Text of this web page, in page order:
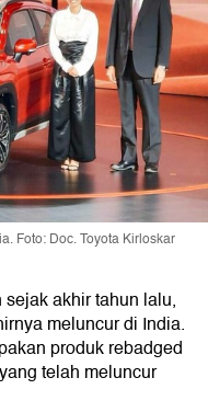
Foto: Doc. Toyota Kirloskar
akhir tahun lalu,
meluncur di India.
produk rebadged
telah meluncur